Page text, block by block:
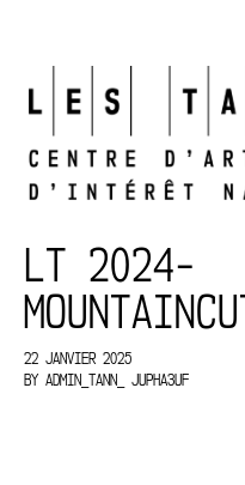
LT 2024-
22 JANVIER 2025
BY ADMIN_TANN_ JUPHA3UF